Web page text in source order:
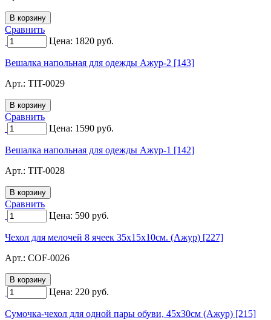
Сравнить
Цена: 1820 руб.
Вешалка напольная для одежды Ажур-2 [143]
Арт.: TIT-0029
Сравнить
Цена: 1590 руб.
Вешалка напольная для одежды Ажур-1 [142]
Арт.: TIT-0028
Сравнить
Цена: 590 руб.
Чехол для мелочей 8 ячеек 35х15х10см. (Ажур) [227]
Арт.: COF-0026
Цена: 220 руб.
Сумочка-чехол для одной пары обуви, 45х30см (Ажур) [215]